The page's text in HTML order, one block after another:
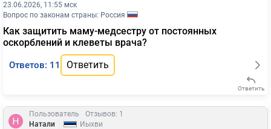
23.06.2026, 11:55 мск
Вопрос по законам страны: Россия
Как защитить маму-медсестру от постоянных
оскорблений и клеветы врача?
Ответов: 11 Ответить
Ответить
Пользователь
Отзывов: 1
Натали
Йыхви